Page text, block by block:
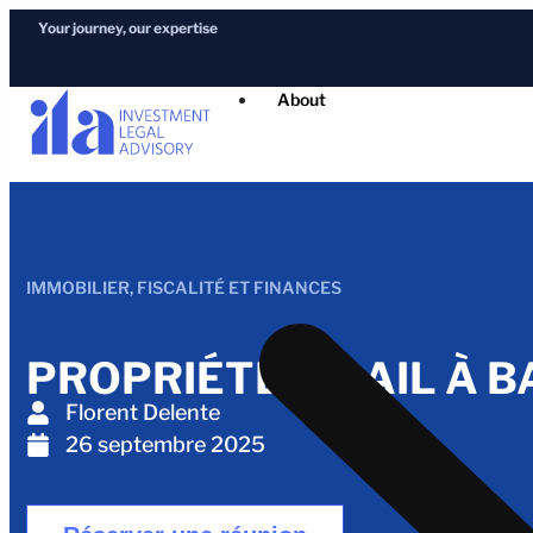
Your journey, our expertise
About
IMMOBILIER, FISCALITÉ ET FINANCES
PROPRIÉTÉ À BAIL À
Florent Delente
26 septembre 2025